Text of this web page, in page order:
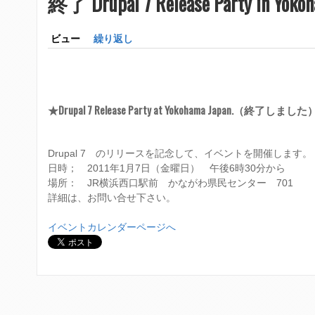
在
地
ビュー (アクティブなタブ)
繰り返し
★Drupal 7 Release Party at Yokohama Japan.（終了しました）
Drupal 7 のリリースを記念して、イベントを開催します。
日時； 2011年1月7日（金曜日） 午後6時30分から
場所： JR横浜西口駅前 かながわ県民センター 701
詳細は、お問い合せ下さい。
イベントカレンダーページへ